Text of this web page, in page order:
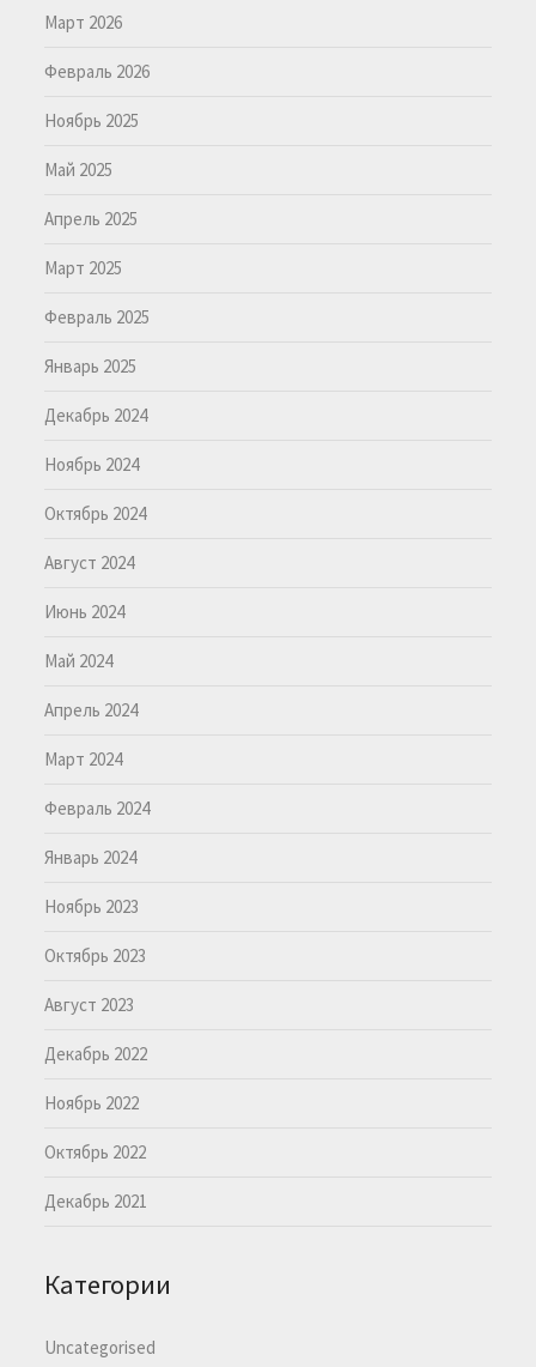
Март 2026
Февраль 2026
Ноябрь 2025
Май 2025
Апрель 2025
Март 2025
Февраль 2025
Январь 2025
Декабрь 2024
Ноябрь 2024
Октябрь 2024
Август 2024
Июнь 2024
Май 2024
Апрель 2024
Март 2024
Февраль 2024
Январь 2024
Ноябрь 2023
Октябрь 2023
Август 2023
Декабрь 2022
Ноябрь 2022
Октябрь 2022
Декабрь 2021
Категории
Uncategorised